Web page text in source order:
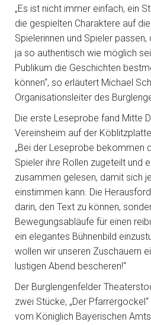
„Es ist nicht immer einfach, ein
die gespielten Charaktere auf
Spielerinnen und Spieler
ja so authentisch wie möglich
Publikum die Geschichten
können“, so erläutert Michael
Organisationsleiter des
Die erste Leseprobe fand Mitte
Vereinsheim auf der
„Bei der Leseprobe bekommen
Spieler ihre Rollen zugeteilt und
zusammen gelesen, damit sich
einstimmen kann. Die
darin, den Text zu können,
Bewegungsabläufe für einen
ein elegantes Bühnenbild
wollen wir unseren Zuschauern
lustigen Abend bescheren!“
Der Burglengenfelder
zwei Stücke, „Der Pfarrergockel“
vom Königlich Bayerischen